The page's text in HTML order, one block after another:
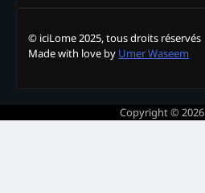
© iciLome 2025, tous droits réservés
Made with love by Umer Waseem
Copyright © 2026